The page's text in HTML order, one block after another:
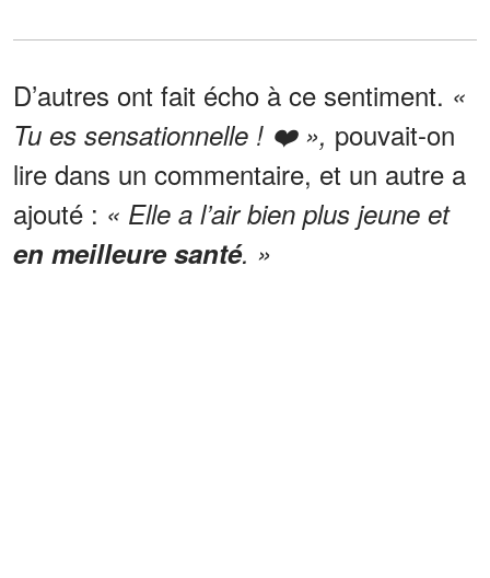
D’autres ont fait écho à ce sentiment. «
Tu es sensationnelle ! ❤️ », pouvait-on
lire dans un commentaire, et un autre a
ajouté : « Elle a l’air bien plus jeune et
en meilleure santé. »